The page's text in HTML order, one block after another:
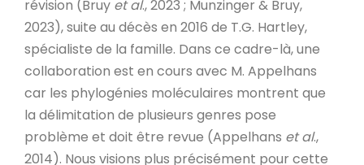
révision (Bruy et al., 2023 ; Munzinger & Bruy,
2023), suite au décès en 2016 de T.G. Hartley,
spécialiste de la famille. Dans ce cadre-là, une
collaboration est en cours avec M. Appelhans
car les phylogénies moléculaires montrent que
la délimitation de plusieurs genres pose
problème et doit être revue (Appelhans et al.,
2014). Nous visions plus précisément pour cette